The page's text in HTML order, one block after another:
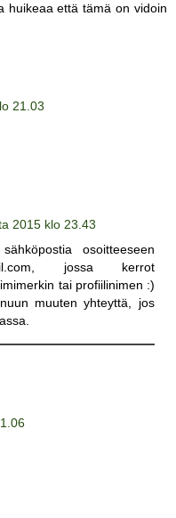
huikeaa että tämä on vidoin
21.03
2015 klo 23.43
osoitteeseen
jossa kerrot
tai profiilinimen :)
muuten yhteyttä, jos